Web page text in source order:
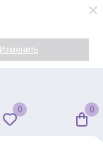
Изменить
0 0